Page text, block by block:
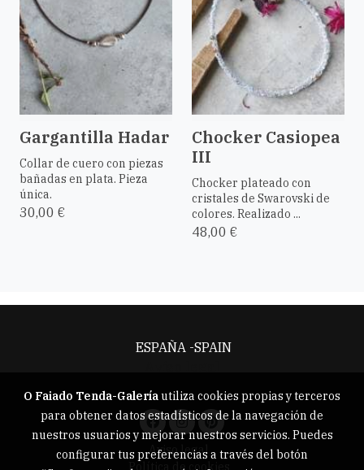
Gargantilla Hadar
Collar de cuero con piezas
bañadas en plata. Pieza
única.
30,00 €
Chocker Casiopea
III
Chocker plateado con
cristales de Swarovski de
colores. Realizado ...
48,00 €
ESPAÑA -SPAIN
Aviso legal
Política de cookies
O Faiado Tenda-Galeríautiliza cookies propias y terceros
para obtener datos estadísticos de la navegación de
nuestros usuarios y mejorar nuestros servicios. Puedes
configurar tus preferencias a través del botón